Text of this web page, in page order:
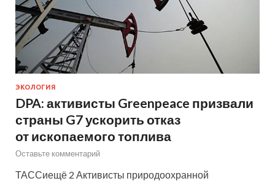
ЭКОЛОГИЯ
DPA: активисты Greenpeace призвали
страны G7 ускорить отказ
от ископаемого топлива
Оставьте комментарий
ТАССиещё 2 Активисты природоохранной